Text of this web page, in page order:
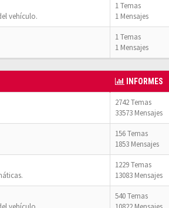
vehículo.
1 Temas
1 Mensajes
1 Temas
1 Mensajes
INFORMES
2742 Temas
33573 Mensajes
156 Temas
1853 Mensajes
1229 Temas
13083 Mensajes
540 Temas